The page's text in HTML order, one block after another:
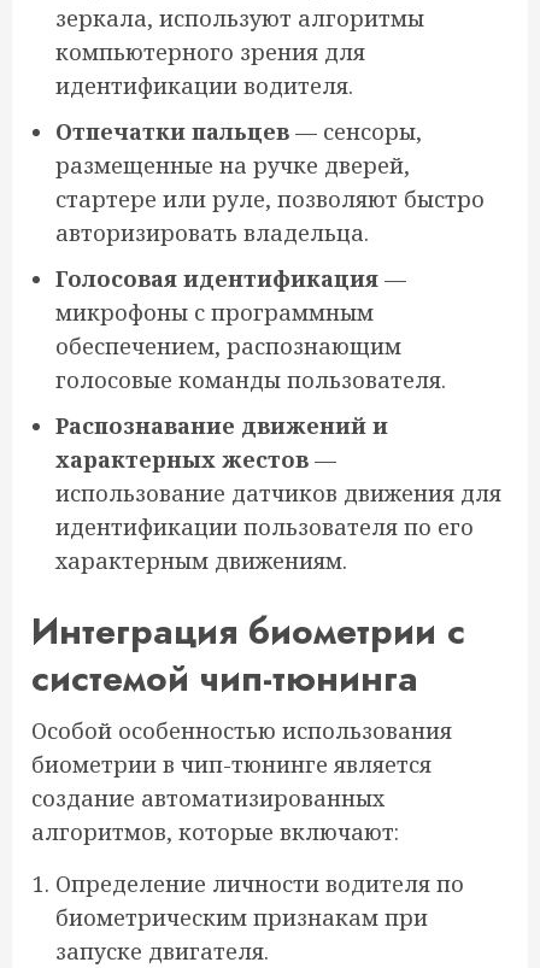
зеркала, используют алгоритмы
компьютерного зрения для
идентификации водителя.
Отпечатки пальцев — сенсоры,
размещенные на ручке дверей,
стартере или руле, позволяют быстро
авторизировать владельца.
Голосовая идентификация —
микрофоны с программным
обеспечением, распознающим
голосовые команды пользователя.
Распознавание движений и
характерных жестов —
использование датчиков движения для
идентификации пользователя по его
характерным движениям.
Интеграция биометрии с
системой чип-тюнинга
Особой особенностью использования
биометрии в чип-тюнинге является
создание автоматизированных
алгоритмов, которые включают:
Определение личности водителя по
биометрическим признакам при
запуске двигателя.